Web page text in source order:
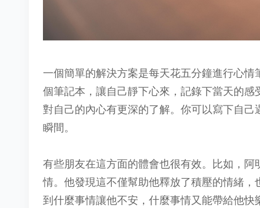
一個簡單的解決方案是每天花五分鐘進行心
個筆記本，讓自己靜下心來，記錄下當天的
對自己的內心有更深的了解。你可以寫下自
瞬間。
有些朋友在這方面的體會也很有效。比如，
情。他發現這不僅幫助他釋放了積壓的情緒
到什麼事情讓他不安，什麼事情又能帶給他